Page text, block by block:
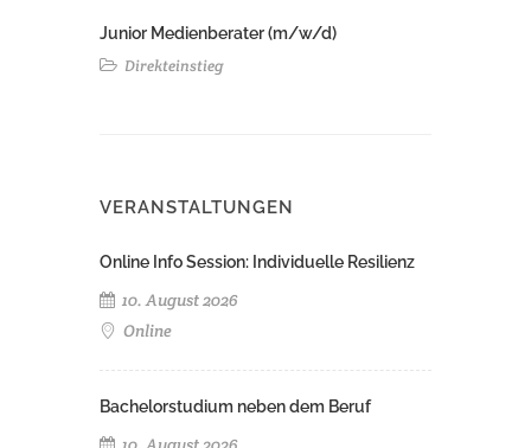
Junior Medienberater (m/w/d)
Direkteinstieg
VERANSTALTUNGEN
Online Info Session: Individuelle Resilienz
10. August 2026
Online
Bachelorstudium neben dem Beruf